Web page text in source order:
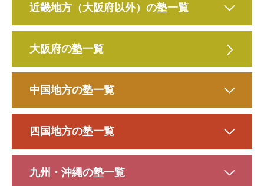
近畿地方（大阪府以外）の塾一覧
大阪府の塾一覧
中国地方の塾一覧
四国地方の塾一覧
九州・沖縄の塾一覧